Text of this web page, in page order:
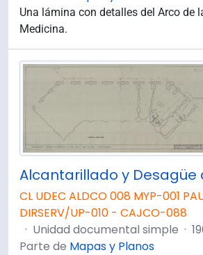
Una lámina con detalles del Arco de
Medicina.
CL UDEC ALDCO 008 MYP-001
DIRSERV/UP-010 - CAJCO-088
· Unidad documental simple ·
Parte de Mapas y Planos